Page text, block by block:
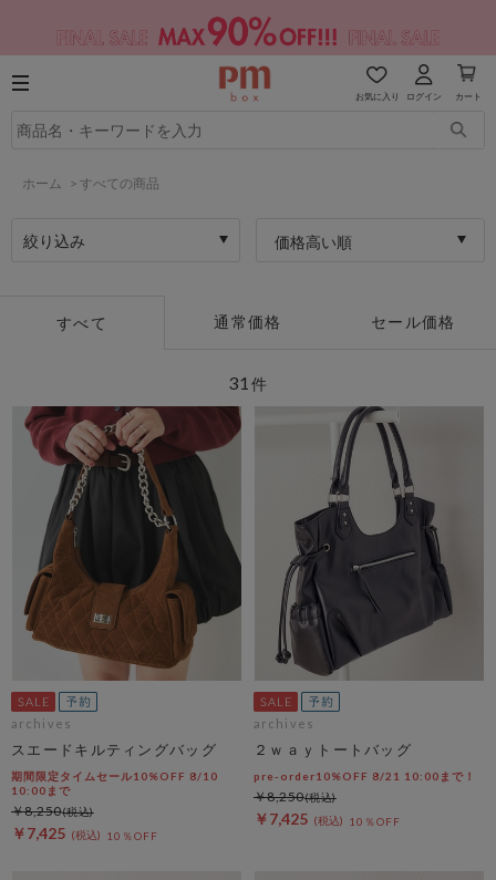
お気に入り ログイン カート
ホーム > すべての商品
絞り込み 価格高い順
すべて 通常価格 セール価格
31 件
archives
スエードキルティングバッグ
期間限定タイムセール10%OFF 8/10
10:00まで
￥7,425 10％OFF
￥8,250
archives
２ｗａｙトートバッグ
pre-order10%OFF 8/21 10:00まで！
￥7,425 10％OFF
￥8,250